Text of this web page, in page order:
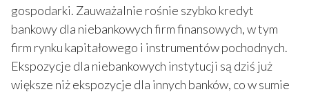
gospodarki. Zauważalnie rośnie szybko kredyt
bankowy dla niebankowych firm finansowych, w tym
firm rynku kapitałowego i instrumentów pochodnych.
Ekspozycje dla niebankowych instytucji są dziś już
większe niż ekspozycje dla innych banków, co w sumie